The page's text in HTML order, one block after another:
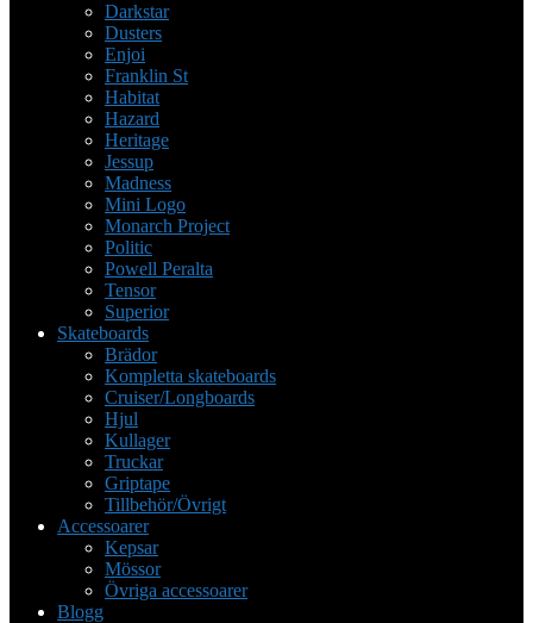
Darkstar
Dusters
Enjoi
Franklin St
Habitat
Hazard
Heritage
Jessup
Madness
Mini Logo
Monarch Project
Politic
Powell Peralta
Tensor
Superior
Skateboards
Brädor
Kompletta skateboards
Cruiser/Longboards
Hjul
Kullager
Truckar
Griptape
Tillbehör/Övrigt
Accessoarer
Kepsar
Mössor
Övriga accessoarer
Blogg